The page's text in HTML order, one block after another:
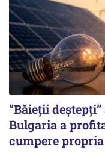
”Băieții
Bulgaria a
cumpere